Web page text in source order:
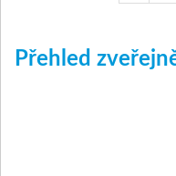
Přehled